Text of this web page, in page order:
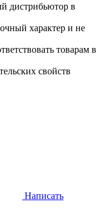
дистрибьютор в
характер и не
товарам в
свойств
Написать